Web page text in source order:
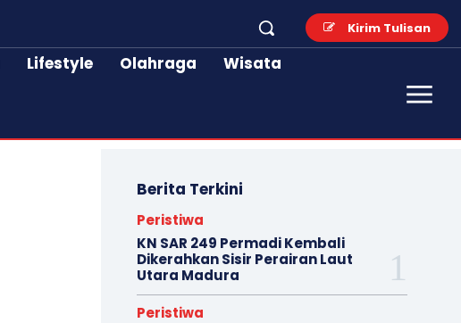
Kirim Tulisan
Lifestyle Olahraga Wisata
Berita Terkini
Peristiwa
KN SAR 249 Permadi Kembali
Dikerahkan Sisir Perairan Laut
Utara Madura
Peristiwa